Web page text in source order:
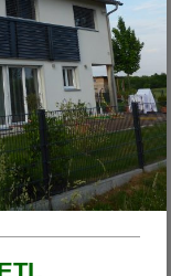
Rosengasse